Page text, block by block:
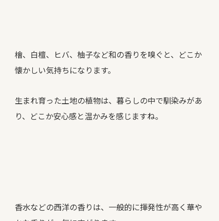
檜、白檀、ヒバ、柚子など和の香りを嗅ぐと、どこか
懐かしい気持ちになります。
生まれ育った土地の植物は、暮らしの中で馴染みがあ
り、どこか安心感と温かみを感じますね。
香水などの西洋の香りは、一般的に揮発性が高く華や